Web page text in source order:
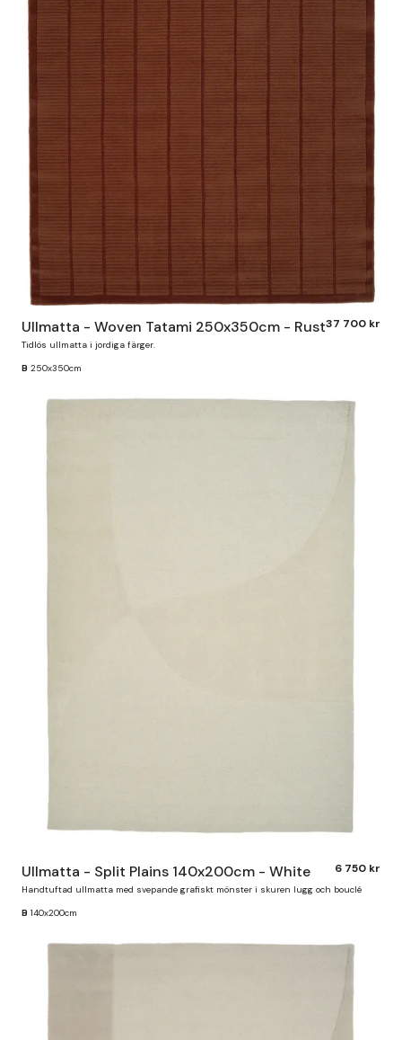
Ullmatta - Woven Tatami 250x350cm - Rust37 700 kr
Tidlös ullmatta i jordiga färger.
B 250x350cm
Ullmatta - Split Plains 140x200cm - White 6 750 kr
Handtuftad ullmatta med svepande grafiskt mönster i skuren lugg och bouclé
B 140x200cm